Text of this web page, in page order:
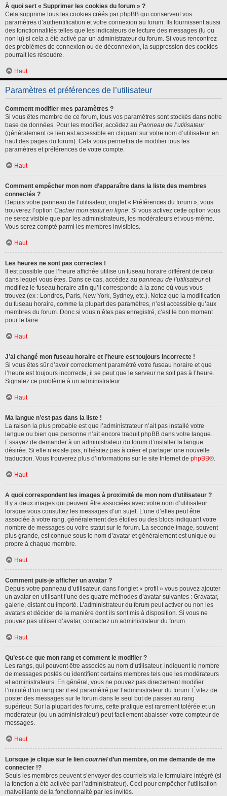
À quoi sert « Supprimer les cookies du forum » ?
Cela supprime tous les cookies créés par phpBB qui conservent vos
paramètres d’authentification et votre connexion au forum. Ils fournissent aussi
des fonctionnalités telles que les indicateurs de lecture des messages (lu ou
non lu) si cela a été activé par un administrateur du forum. Si vous rencontrez
des problèmes de connexion ou de déconnexion, la suppression des cookies
pourrait les résoudre.
Haut
Paramètres et préférences de l’utilisateur
Comment modifier mes paramètres ?
Si vous êtes membre de ce forum, tous vos paramètres sont stockés dans notre
base de données. Pour les modifier, accédez au Panneau de l’utilisateur
(généralement ce lien est accessible en cliquant sur votre nom d’utilisateur en
haut des pages du forum). Cela vous permettra de modifier tous les
paramètres et préférences de votre compte.
Haut
Comment empêcher mon nom d’apparaître dans la liste des membres
connectés ?
Depuis votre panneau de l’utilisateur, onglet « Préférences du forum », vous
trouverez l’option Cacher mon statut en ligne. Si vous activez cette option vous
ne serez visible que par les administrateurs, les modérateurs et vous-même.
Vous serez compté parmi les membres invisibles.
Haut
Les heures ne sont pas correctes !
Il est possible que l’heure affichée utilise un fuseau horaire différent de celui
dans lequel vous êtes. Dans ce cas, accédez au panneau de l’utilisateuret
modifiez le fuseau horaire afin qu’il corresponde à la zone où vous vous
trouvez (ex : Londres, Paris, New York, Sydney, etc.). Notez que la modification
du fuseau horaire, comme la plupart des paramètres, n’est accessible qu’aux
membres du forum. Donc si vous n’êtes pas enregistré, c’est le bon moment
pour le faire.
Haut
J’ai changé mon fuseau horaire et l’heure est toujours incorrecte !
Si vous êtes sûr d’avoir correctement paramétré votre fuseau horaire et que
l’heure est toujours incorrecte, il se peut que le serveur ne soit pas à l’heure.
Signalez ce problème à un administrateur.
Haut
Ma langue n’est pas dans la liste !
La raison la plus probable est que l’administrateur n’ait pas installé votre
langue ou bien que personne n’ait encore traduit phpBB dans votre langue.
Essayez de demander à un administrateur du forum d’installer la langue
désirée. Si elle n’existe pas, n’hésitez pas à créer et partager une nouvelle
traduction. Vous trouverez plus d’informations sur le site Internet de phpBB®.
Haut
A quoi correspondent les images à proximité de mon nom d’utilisateur ?
Il y a deux images qui peuvent être associées avec votre nom d’utilisateur
lorsque vous consultez les messages d’un sujet. L’une d’elles peut être
associée à votre rang, généralement des étoiles ou des blocs indiquant votre
nombre de messages ou votre statut sur le forum. La seconde image, souvent
plus grande, est connue sous le nom d’avatar et généralement est unique ou
propre à chaque membre.
Haut
Comment puis-je afficher un avatar ?
Depuis votre panneau d’utilisateur, dans l’onglet « profil » vous pouvez ajouter
un avatar en utilisant l’une des quatre méthodes d’avatar suivantes : Gravatar,
galerie, distant ou importé. L’administrateur du forum peut activer ou non les
avatars et décider de la manière dont ils sont mis à disposition. Si vous ne
pouvez pas utiliser d’avatar, contactez un administrateur du forum.
Haut
Qu’est-ce que mon rang et comment le modifier ?
Les rangs, qui peuvent être associés au nom d’utilisateur, indiquent le nombre
de messages postés ou identifient certains membres tels que les modérateurs
et administrateurs. En général, vous ne pouvez pas directement modifier
l’intitulé d’un rang car il est paramétré par l’administrateur du forum. Évitez de
poster des messages sur le forum dans le seul but de passer au rang
supérieur. Sur la plupart des forums, cette pratique est rarement tolérée et un
modérateur (ou un administrateur) peut facilement abaisser votre compteur de
messages.
Haut
Lorsque je clique sur le lien courrield’un membre, on me demande de me
connecter !?
Seuls les membres peuvent s’envoyer des courriels via le formulaire intégré (si
la fonction a été activée par l’administrateur). Ceci pour empêcher l’utilisation
malveillante de la fonctionnalité par les invités.